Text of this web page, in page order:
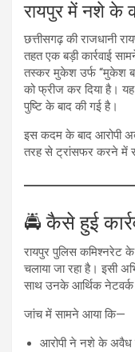
रायपुर में नशे के
छत्तीसगढ़ की राजधानी
तहत एक बड़ी कार्रवाई
तस्कर मुकेश उर्फ “मुकेश
को फ्रीज कर दिया है। यह
पुष्टि के बाद की गई है।
इस कदम के बाद आरोपी
तरह से ट्रांसफर करने में
🚔 कैसे हुई
रायपुर पुलिस कमिश्नरेट
चलाया जा रहा है। इसी
साथ उनके आर्थिक नेटवर्क
जांच में सामने आया कि—
आरोपी ने नशे के अवैध